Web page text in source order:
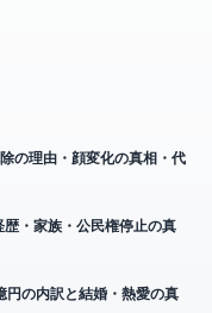
の理由・顔変化の真相・代
歴・家族・公民権停止の真
円の内訳と結婚・熱愛の真